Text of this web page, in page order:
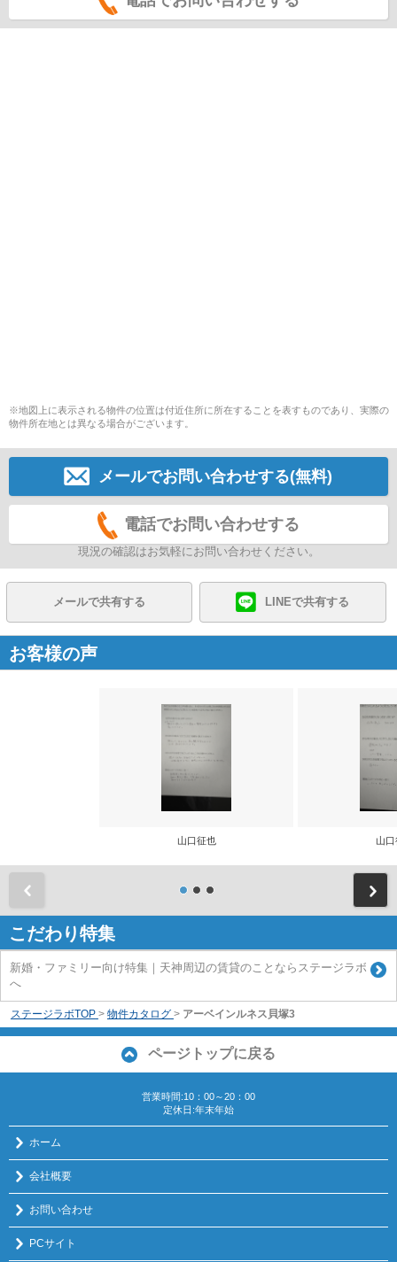
※地図上に表示される物件の位置は付近住所に所在することを表すものであり、実際の
物件所在地とは異なる場合がございます。
メールでお問い合わせする(無料)
電話でお問い合わせする
現況の確認はお気軽にお問い合わせください。
メールで共有する LINEで共有する
お客様の声
山口征也 山
こだわり特集
新婚・ファミリー向け特集｜天神周辺の賃貸のことならステージラボ
へ
ステージラボTOP > 物件カタログ > アーベインルネス貝塚3
ページトップに戻る
営業時間:10：00～20：00
定休日:年末年始
ホーム
会社概要
お問い合わせ
PCサイト